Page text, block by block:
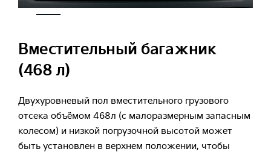
Вместительный багажник
(468 л)
Двухуровневый пол вместительного грузового
отсека объёмом 468л (с малоразмерным запасным
колесом) и низкой погрузочной высотой может
быть установлен в верхнем положении, чтобы